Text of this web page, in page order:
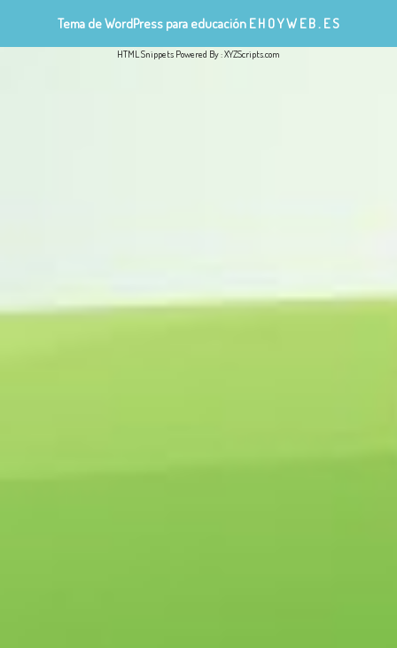
Tema de WordPress para educación E H O Y W E B . E S
HTML Snippets Powered By :XYZScripts.com